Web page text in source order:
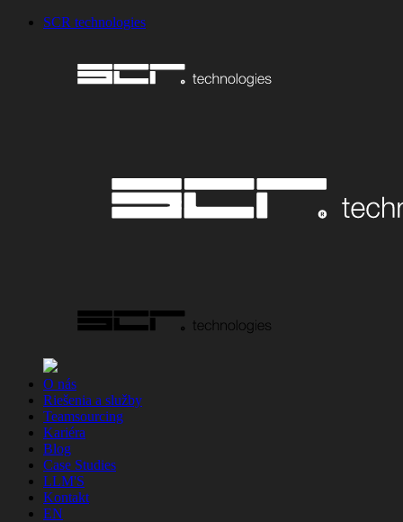
SCR technologies
O nás
Riešenia a služby
Teamsourcing
Kariéra
Blog
Case Studies
LLM'S
Kontakt
EN